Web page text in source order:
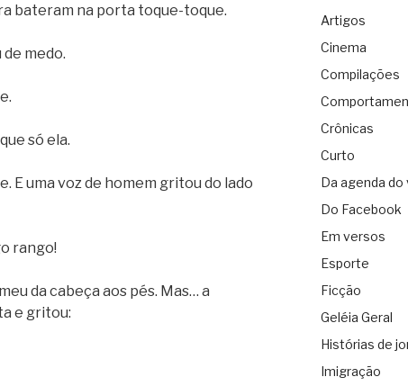
bateram na porta toque-toque.
medo.
só ela.
E uma voz de homem gritou do lado
rango!
da cabeça aos pés. Mas… a
e gritou:
Artigos
Cinema
Compilações
Crônicas
Curto
Da agenda do
Do Facebook
Em versos
Esporte
Ficção
Geléia Geral
Histórias de
Imigração